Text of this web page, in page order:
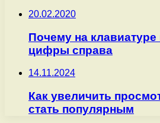
20.02.2020
Почему на
цифры справа
14.11.2024
Как увеличить
стать популярным